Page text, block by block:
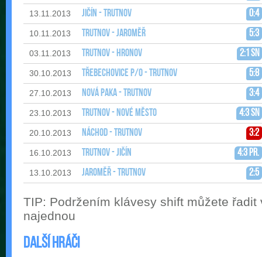
13.11.2013 Jičín - Trutnov 0:4
10.11.2013 Trutnov - Jaroměř 5:3
03.11.2013 Trutnov - Hronov 2:1 sn
30.10.2013 Třebechovice p/O - Trutnov 5:8
27.10.2013 Nová Paka - Trutnov 3:4
23.10.2013 Trutnov - Nové Město 4:3 sn
20.10.2013 Náchod - Trutnov 3:2
16.10.2013 Trutnov - Jičín 4:3 pr.
13.10.2013 Jaroměř - Trutnov 2:5
TIP: Podržením klávesy shift můžete řadit
najednou
Další hráči